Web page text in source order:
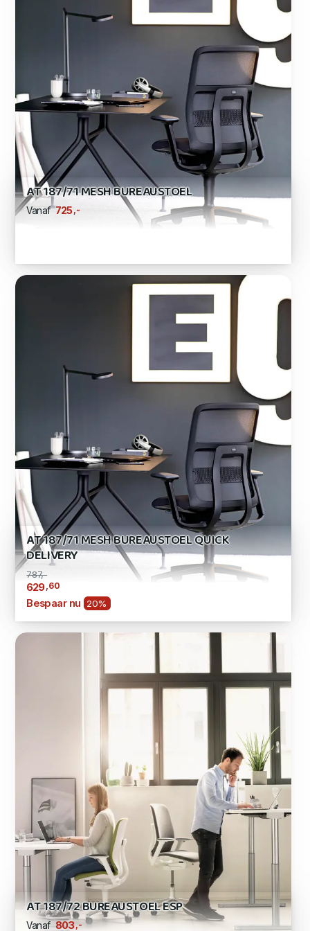
AT 187/71 MESH BUREAUSTOEL
Vanaf 725 ,-
AT 187/71 MESH BUREAUSTOEL QUICK
DELIVERY
787,-
629,60
Bespaar nu 20%
AT 187/72 BUREAUSTOEL ESP
Vanaf 803 ,-